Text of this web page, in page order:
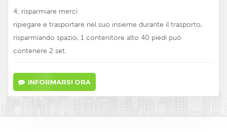
4; risparmiare merci
ripiegare e trasportare nel suo insieme durante il trasporto,
risparmiando spazio, 1 contenitore alto 40 piedi può
contenere 2 set.
INFORMARSI ORA